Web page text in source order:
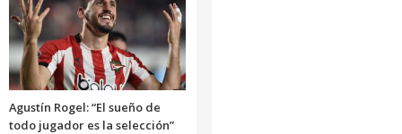
Agustín Rogel: “El sueño de
todo jugador es la selección”